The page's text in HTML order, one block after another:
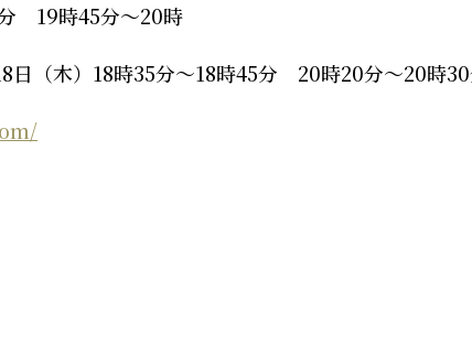
19時45分～20時
日（木）18時35分～18時45分 20時20分～20時